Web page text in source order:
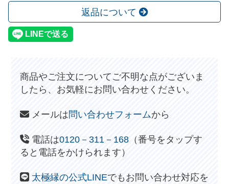
返品について
商品やご注文についてご不明な点がございま
したら、お気軽にお問い合わせください。
メールは問い合わせフォームから
電話は0120－311－168 （番号をタップす
ると電話をかけられます）
太極縁の公式LINEでもお問い合わせ対応を